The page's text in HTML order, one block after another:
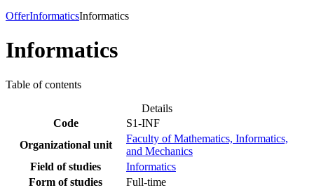
OfferInformaticsInformatics
Informatics
Table of contents
Details
Code
S1-INF
Organizational unit
Faculty of Mathematics, Informatics,
and Mechanics
Field of studies
Informatics
Form of studies
Full-time